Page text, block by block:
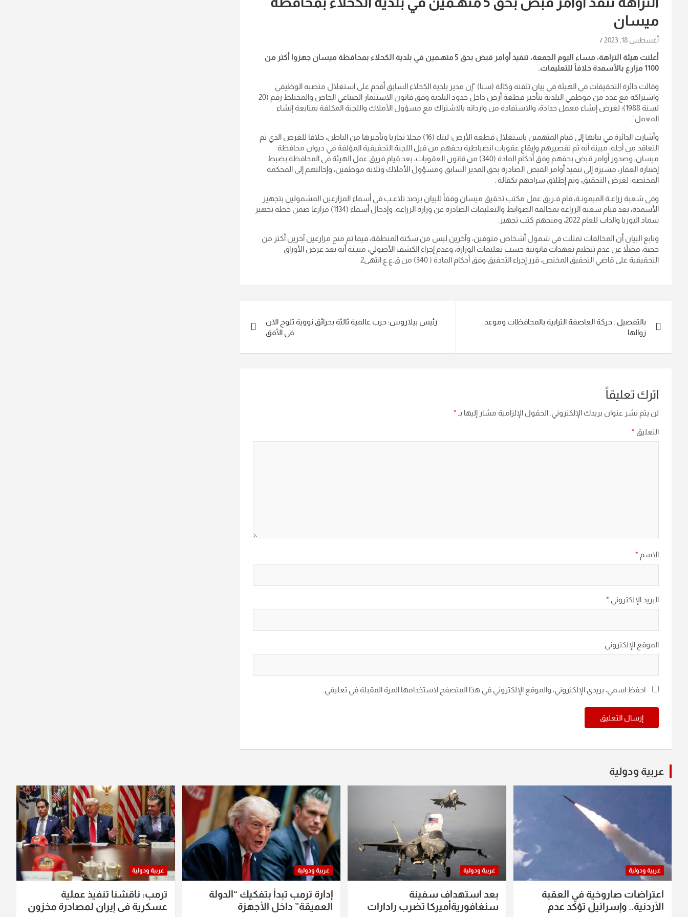
ميسان
أغسطس 18, 2023
أعلنت هيئة النزاهة، مساء اليوم الجمعة، تنفيذ أوامر قبض بحق 5 متهـمين في بلدية الكحلاء بمحافظة ميسان جهزوا أكثر من
1100 مزارع بالأسمدة خلافاً للتعليمات.
وقالت دائرة التحقيقات في الهيئة في بيان تلقته وكالة (سنا) "إن مدير بلدية الكحلاء السابق أقدم على استغلال منصبه الوظيفي
واشتراكه مع عدد من موظفي البلدية بتأجير قطعة أرض داخل حدود البلدية وفق قانون الاستثمار الصناعي الخاص والمختلط رقم (20
لسنة 1988)؛ لغرض إنشاء معمل حدادة، والاستفادة من وارداته بالاشتراك مع مسؤول الأملاك واللجنة المكلفة بمتابعة إنشاء
المعمل".
وأشارت الدائرة في بيانها إلى قيام المتهمين باستغلال قطعة الأرض؛ لبناء (16) محلا تجاريا وتأجيرها من الباطن، خلافا للغرض الذي تم
التعاقد من أجله، مبينة أنه تم تقصيرهم وإيقاع عقوبات انضباطية بحقهم من قبل اللجنة التحقيقية المؤلفة في ديوان محافظة
ميسان، وصدور أوامر قبض بحقهم وفق أحكام المادة (340) من قانون العقوبات، بعد قيام فريق عمل الهيئة في المحافظة بضبط
إضبارة العقار، مشيرة إلى تنفيذ أوامر القبض الصادرة بحق المدير السابق ومسؤول الأملاك وثلاثة موظفين، وإحالتهم إلى المحكمة
المختصة؛ لغرض التحقيق، وتم إطلاق سراحهم بكفالة .
وفي شعبة زراعـة الميمونـة، قام فـريق عمل مكتب تحقيق ميسان وفقاً للبيان برصد تلاعـب في أسماء المزارعين المشمولين بتجهيز
الأسمدة، بعد قيام شعبة الزراعة بمخالفة الضوابط والتعليمات الصادرة عن وزارة الزراعة، وإدخال أسماء (1134) مزارعا ضمن خطة تجهيز
سماد اليوريا والداب للعام 2022، ومنحهم كتب تجهيز.
وتابع البيان أن المخالفات تمثلت في شمول أشخاص متوفين، وآخرين ليس من سكنة المنطقة، فيما تم منح مزارعين آخرين أكثر من
حصة، فضلاً عن عدم تنظيم تعهدات قانونية حسب تعليمات الوزارة، وعدم إجراء الكشف الأصولي، مبيـنة أنه بعد عرض الأوراق
التحقيقية على قاضي التحقيق المختص، قرر إجراء التحقيق وفق أحكام المادة ( 340) من ق.ع.ع.انتهى2
المقالات
بالتفصيل.. حركة العاصفة الترابية بالمحافظات وموعد
زوالها
رئيس بيلاروس: حرب عالمية ثالثة بحرائق نووية تلوح الآن
في الأفق
اترك تعليقاً
لن يتم نشر عنوان بريدك الإلكتروني. الحقول الإلزامية مشار إليها بـ *
التعليق *
الاسم *
البريد الإلكتروني *
الموقع الإلكتروني
احفظ اسمي، بريدي الإلكتروني، والموقع الإلكتروني في هذا المتصفح لاستخدامها المرة المقبلة في تعليقي.
عربية ودولية
عربية ودولية
اعتراضات صاروخية في العقبة
الأردنية.. وإسرائيل تؤكد عدم
عربية ودولية
بعد استهداف سفينة
سنغافوريةأميركا تضرب رادارات
عربية ودولية
إدارة ترمب تبدأ بتفكيك “الدولة
العميقة” داخل الأجهزة
عربية ودولية
ترمب: ناقشنا تنفيذ عملية
عسكرية في إيران لمصادرة مخزون